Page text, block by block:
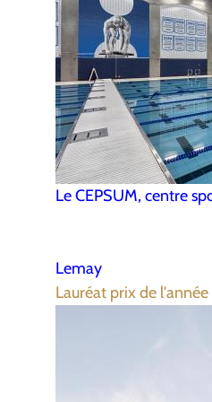
Le CEPSUM, centre
Lemay
Lauréat prix de l'année